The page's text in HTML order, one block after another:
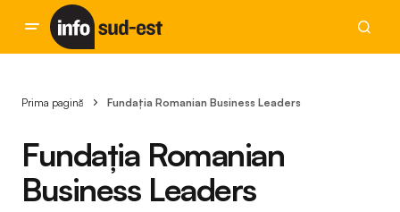
Prima pagină Fundația Romanian Business Leaders
Fundația Romanian
Business Leaders